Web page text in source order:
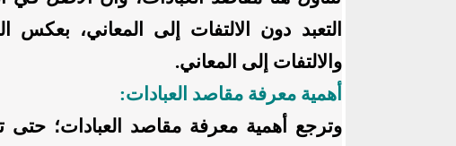
التعبد دون الالتفات إلى المعاني، بعكس
والالتفات إلى المعاني.
أهمية معرفة مقاصد العبادات:
وترجع أهمية معرفة مقاصد العبادات؛ حتى